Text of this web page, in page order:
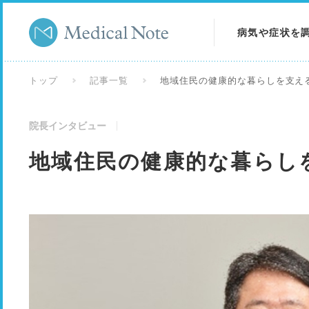
病気や症状を
トップ 記事一覧 地域住民の健康的な暮らしを支え
院長インタビュー
地域住民の健康的な暮らし